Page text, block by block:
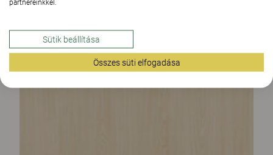
partnereinkkel.
Sütik beállítása
Összes süti elfogadása